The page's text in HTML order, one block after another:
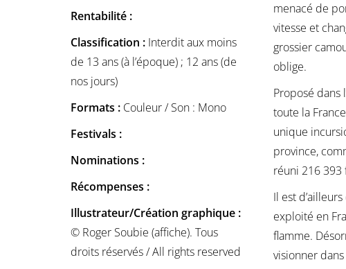
Rentabilité :
Classification : Interdit aux moins
de 13 ans (à l’époque) ; 12 ans (de
nos jours)
Formats : Couleur / Son : Mono
Festivals :
Nominations :
Récompenses :
Illustrateur/Création graphique :
© Roger Soubie (affiche). Tous
droits réservés / All rights reserved
menacé de
vitesse et
grossier
oblige.
Proposé dans
toute la
unique
province,
réuni 216
Il est
exploité en
flamme.
visionner